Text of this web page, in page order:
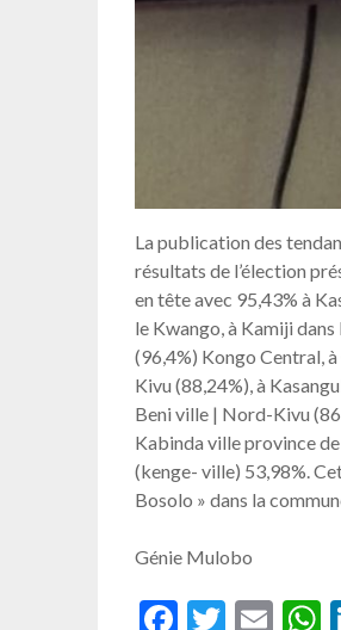
La publication des
résultats de l’élection
en tête avec 95,43% à
le Kwango, à Kamiji
(96,4%) Kongo Central,
Kivu (88,24%), à
Beni ville | Nord-Kivu
Kabinda ville province
(kenge- ville) 53,98%.
Bosolo » dans la
Génie Mulobo
Facebook